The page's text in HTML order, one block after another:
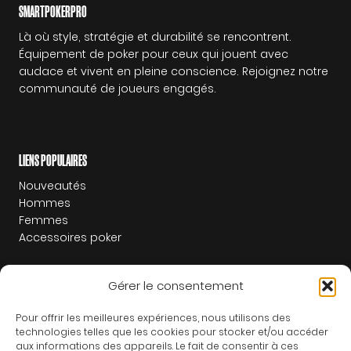
Gérer le consentement
Pour offrir les meilleures expériences, nous utilisons des
technologies telles que les cookies pour stocker et/ou accéder
aux informations des appareils. Le fait de consentir à ces
la
page
du
produit
la
page
du
SMARTPOKERPRO
Là où style, stratégie et durabilité se rencontrent.
Équipement de poker pour ceux qui jouent avec
audace et vivent en pleine conscience. Rejoignez notre
communauté de joueurs engagés.
LIENS POPULAIRES
Nouveautés
Hommes
Femmes
Accessoires poker
LIENS SUPPLÉMENTAIRES
Blog
À notre propos